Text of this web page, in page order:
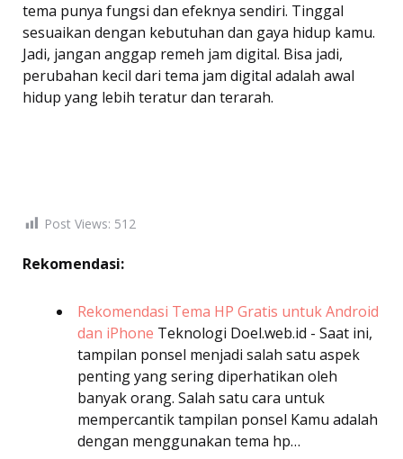
tema punya fungsi dan efeknya sendiri. Tinggal
sesuaikan dengan kebutuhan dan gaya hidup kamu.
Jadi, jangan anggap remeh jam digital. Bisa jadi,
perubahan kecil dari tema jam digital adalah awal
hidup yang lebih teratur dan terarah.
Post Views: 512
Rekomendasi:
Rekomendasi Tema HP Gratis untuk Android
dan iPhone Teknologi Doel.web.id - Saat ini,
tampilan ponsel menjadi salah satu aspek
penting yang sering diperhatikan oleh
banyak orang. Salah satu cara untuk
mempercantik tampilan ponsel Kamu adalah
dengan menggunakan tema hp…